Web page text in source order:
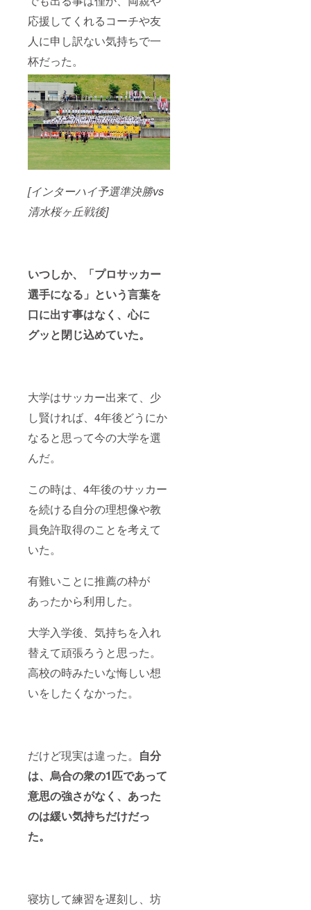
応援してくれるコーチや友
人に申し訳ない気持ちで一
杯だった。
[インターハイ予選準決勝vs
清水桜ヶ丘戦後]
いつしか、「プロサッカー
選手になる」という言葉を
口に出す事はなく、心に
グッと閉じ込めていた。
大学はサッカー出来て、少
し賢ければ、4年後どうにか
なると思って今の大学を選
んだ。
この時は、4年後のサッカー
を続ける自分の理想像や教
員免許取得のことを考えて
いた。
有難いことに推薦の枠が
あったから利用した。
大学入学後、気持ちを入れ
替えて頑張ろうと思った。
高校の時みたいな悔しい想
いをしたくなかった。
だけど現実は違った。 自分
は、烏合の衆の1匹であって
意思の強さがなく、あった
のは緩い気持ちだけだっ
た。
寝坊して練習を遅刻し、坊